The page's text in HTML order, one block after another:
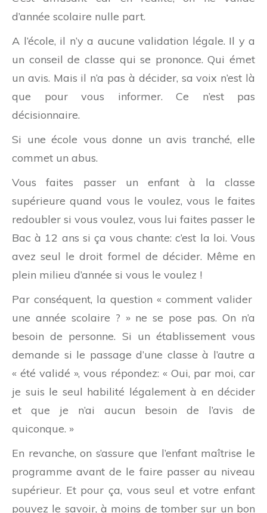
d’année scolaire nulle part.
A l’école, il n’y a aucune validation légale. Il y a
un conseil de classe qui se prononce. Qui émet
un avis. Mais il n’a pas à décider, sa voix n’est là
que pour vous informer. Ce n’est pas
décisionnaire.
Si une école vous donne un avis tranché, elle
commet un abus.
Vous faites passer un enfant à la classe
supérieure quand vous le voulez, vous le faites
redoubler si vous voulez, vous lui faites passer le
Bac à 12 ans si ça vous chante: c’est la loi. Vous
avez seul le droit formel de décider. Même en
plein milieu d’année si vous le voulez !
Par conséquent, la question « comment valider
une année scolaire ? » ne se pose pas. On n’a
besoin de personne. Si un établissement vous
demande si le passage d’une classe à l’autre a
« été validé », vous répondez: « Oui, par moi, car
je suis le seul habilité légalement à en décider
et que je n’ai aucun besoin de l’avis de
quiconque. »
En revanche, on s’assure que l’enfant maîtrise le
programme avant de le faire passer au niveau
supérieur. Et pour ça, vous seul et votre enfant
pouvez le savoir, à moins de tomber sur un bon